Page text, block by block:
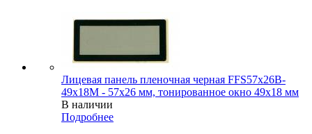
Лицевая панель пленочная черная FFS57x26B-
49x18M - 57х26 мм, тонированное окно 49х18 мм
В наличии
Подробнее